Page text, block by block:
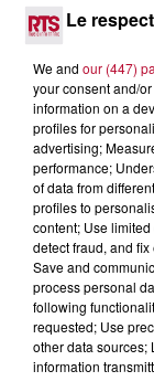
RTS
13 avril 2022 -
DIDIER
CONNU DE
VIP
Didier Bourdon
Le
We and our (447)
your consent and/
information on a
profiles for
advertising;
performance;
of data from
profiles to
content; Use
detect fraud, and
Save and
process personal
following
requested; Use
other data sources;
information